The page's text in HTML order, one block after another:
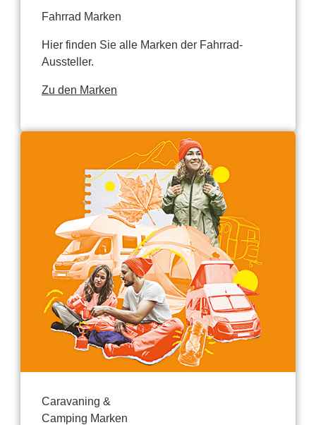
Fahrrad Marken
Hier finden Sie alle Marken der Fahrrad-
Aussteller.
Zu den Marken
Caravaning &
Camping Marken